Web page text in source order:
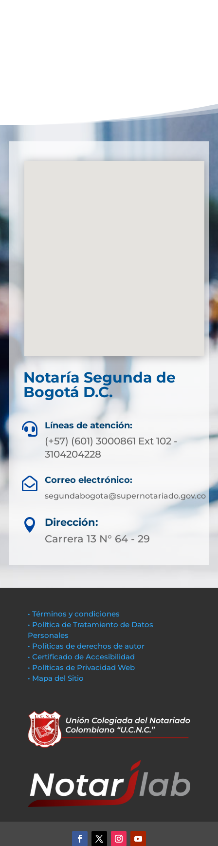
Notaría Segunda de
Bogotá D.C.
 Líneas de atención:
(+57) (601) 3000861 Ext 102 -
3104204228
 Correo electrónico:
segundabogota@supernotariado.gov.co

Dirección:
Carrera 13 N° 64 - 29
• Términos y condiciones
• Política de Tratamiento de Datos
Personales
• Políticas de derechos de autor
• Certificado de Accesibilidad
• Políticas de Privacidad Web
• Mapa del Sitio